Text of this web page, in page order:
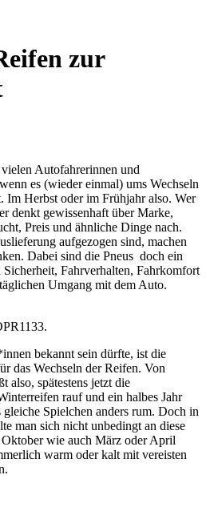
zur
Autofahrerinnen und
es (wieder einmal) ums Wechseln
Im Herbst oder im Frühjahr also. Wer
denkt gewissenhaft über Marke,
Preis und ähnliche Dinge nach.
aufgezogen sind, machen
Dabei sind die Pneus doch ein
Fahrverhalten, Fahrkomfort
Umgang mit dem Auto.
bekannt sein dürfte, ist die
das Wechseln der Reifen. Von
also, spätestens jetzt die
rauf und ein halbes Jahr
gleiche Spielchen anders rum. Doch in
man sich nicht unbedingt an diese
wie auch März oder April
warm oder kalt mit vereisten